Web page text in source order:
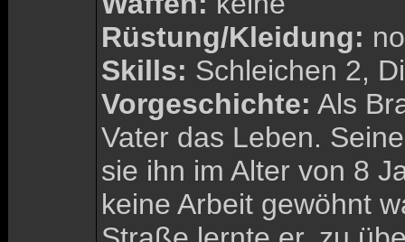
Rüstung/Kleidung:
Skills: Schleichen 2,
Vorgeschichte: Als
Vater das Leben.
sie ihn im Alter von 8
keine Arbeit gewöhnt